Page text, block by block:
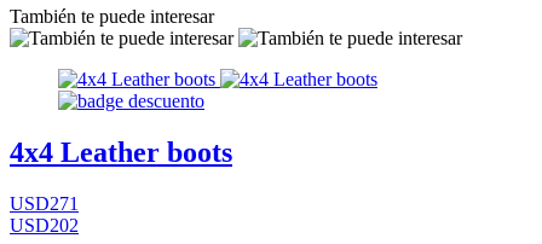
También te puede interesar
4x4 Leather boots
USD271
USD202